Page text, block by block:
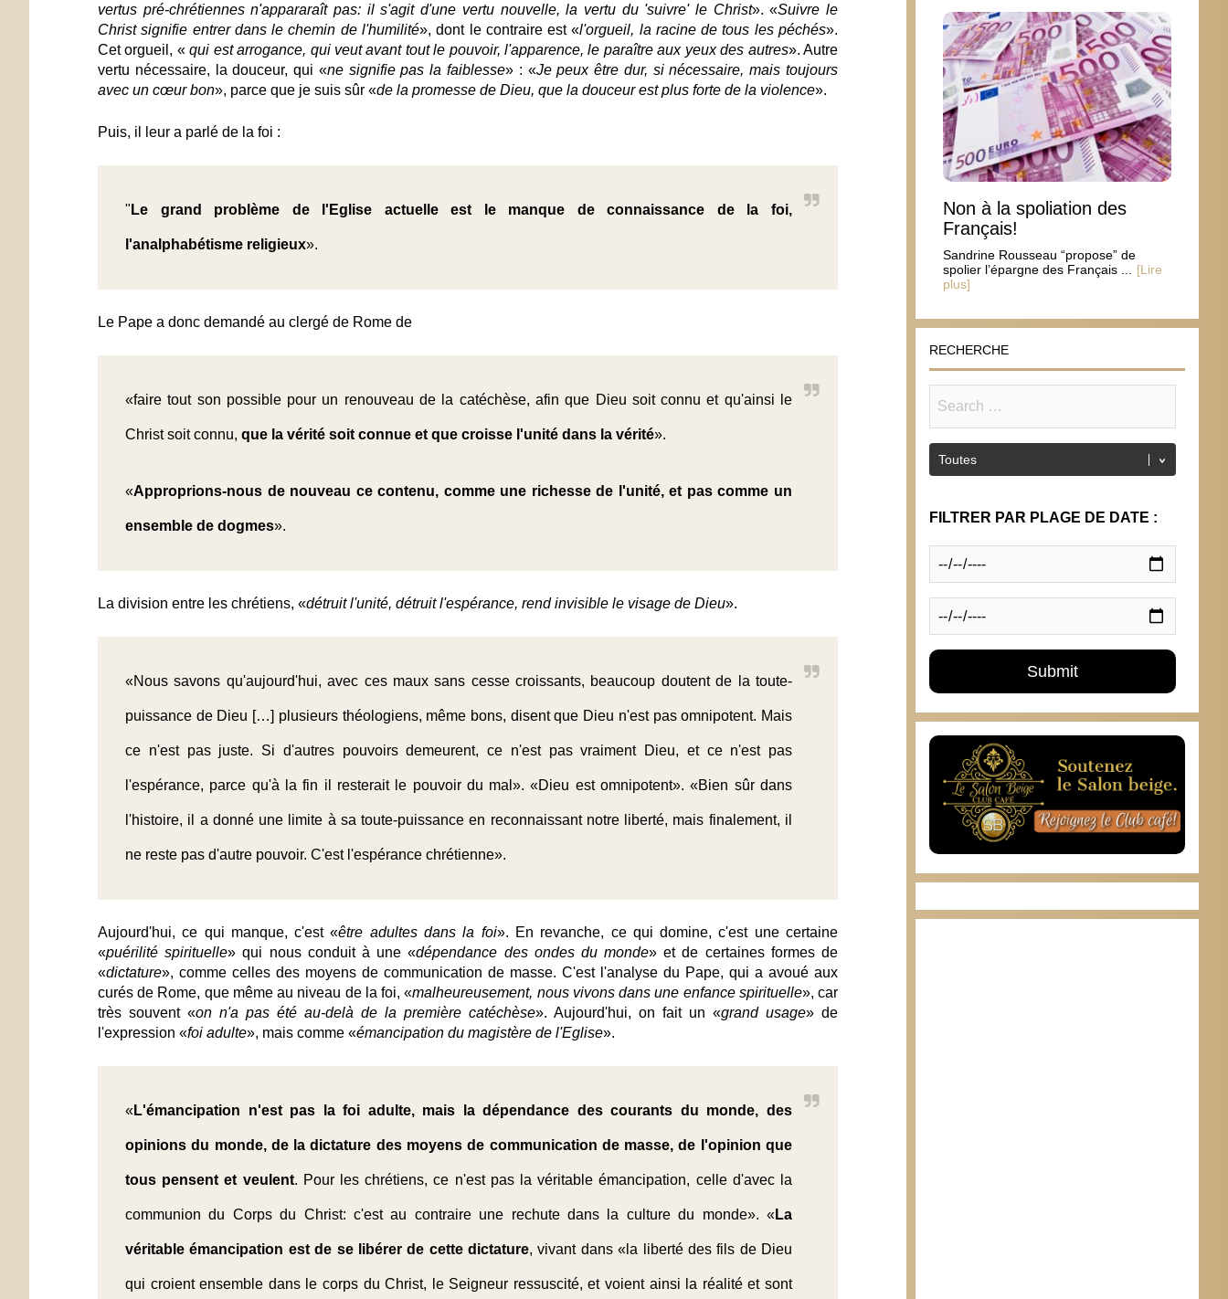
vertus pré-chrétiennes n'appararaît pas: il s'agit d'une vertu nouvelle, la vertu du 'suivre' le Christ». «Suivre le
Christ signifie entrer dans le chemin de l'humilité», dont le contraire est «l'orgueil, la racine de tous les péchés».
Cet orgueil, «qui est arrogance, qui veut avant tout le pouvoir, l'apparence, le paraître aux yeux des autres». Autre
vertu nécessaire, la douceur, qui «ne signifie pas la faiblesse» : «Je peux être dur, si nécessaire, mais toujours
avec un cœur bon», parce que je suis sûr «de la promesse de Dieu, que la douceur est plus forte de la violence».
Puis, il leur a parlé de la foi :
" Le grand problème de l'Eglise actuelle est le manque de connaissance de la foi,
l'analphabétisme religieux».
Le Pape a donc demandé au clergé de Rome de
«faire tout son possible pour un renouveau de la catéchèse, afin que Dieu soit connu et qu'ainsi le
Christ soit connu, que la vérité soit connue et que croisse l'unité dans la vérité».
«Approprions-nous de nouveau ce contenu, comme une richesse de l'unité, et pas comme un
ensemble de dogmes».
La division entre les chrétiens, «détruit l'unité, détruit l'espérance, rend invisible le visage de Dieu».
«Nous savons qu'aujourd'hui, avec ces maux sans cesse croissants, beaucoup doutent de la toute-
puissance de Dieu […] plusieurs théologiens, même bons, disent que Dieu n'est pas omnipotent. Mais
ce n'est pas juste. Si d'autres pouvoirs demeurent, ce n'est pas vraiment Dieu, et ce n'est pas
l'espérance, parce qu'à la fin il resterait le pouvoir du mal». «Dieu est omnipotent». «Bien sûr dans
l'histoire, il a donné une limite à sa toute-puissance en reconnaissant notre liberté, mais finalement, il
ne reste pas d'autre pouvoir. C'est l'espérance chrétienne».
Aujourd'hui, ce qui manque, c'est «être adultes dans la foi». En revanche, ce qui domine, c'est une certaine
«puérilité spirituelle» qui nous conduit à une «dépendance des ondes du monde» et de certaines formes de
«dictature», comme celles des moyens de communication de masse. C'est l'analyse du Pape, qui a avoué aux
curés de Rome, que même au niveau de la foi, «malheureusement, nous vivons dans une enfance spirituelle», car
très souvent «on n'a pas été au-delà de la première catéchèse». Aujourd'hui, on fait un «grand usage» de
l'expression «foi adulte», mais comme «émancipation du magistère de l'Eglise».
«L'émancipation n'est pas la foi adulte, mais la dépendance des courants du monde, des
opinions du monde, de la dictature des moyens de communication de masse, de l'opinion que
tous pensent et veulent. Pour les chrétiens, ce n'est pas la véritable émancipation, celle d'avec la
communion du Corps du Christ: c'est au contraire une rechute dans la culture du monde». «La
véritable émancipation est de se libérer de cette dictature, vivant dans «la liberté des fils de Dieu
qui croient ensemble dans le corps du Christ, le Seigneur ressuscité, et voient ainsi la réalité et sont
Non à la spoliation des
Français!
Sandrine Rousseau “propose” de
spolier l’épargne des Français ...
[Lire
plus]
RECHERCHE
FILTRER PAR PLAGE DE DATE :